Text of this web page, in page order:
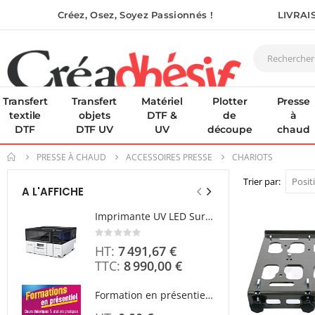
Créez, Osez, Soyez Passionnés !
Transfert
textile
DTF
Transfert
objets
DTF UV
Matériel
DTF &
UV
Plotter
de
découpe
Presse
à
chaud
PRESSE À CHAUD ACCESSOIRES PRESSE CHARIOTS
Trier par
A L'AFFICHE
Imprimante UV LED SureColor SC-V1000 EPSON - Garantie 3 ans
Rating:
0%
8 990,00 €
7 491,67 €
Formation en présentiel (demi-journée)
À